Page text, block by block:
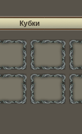
Кубки